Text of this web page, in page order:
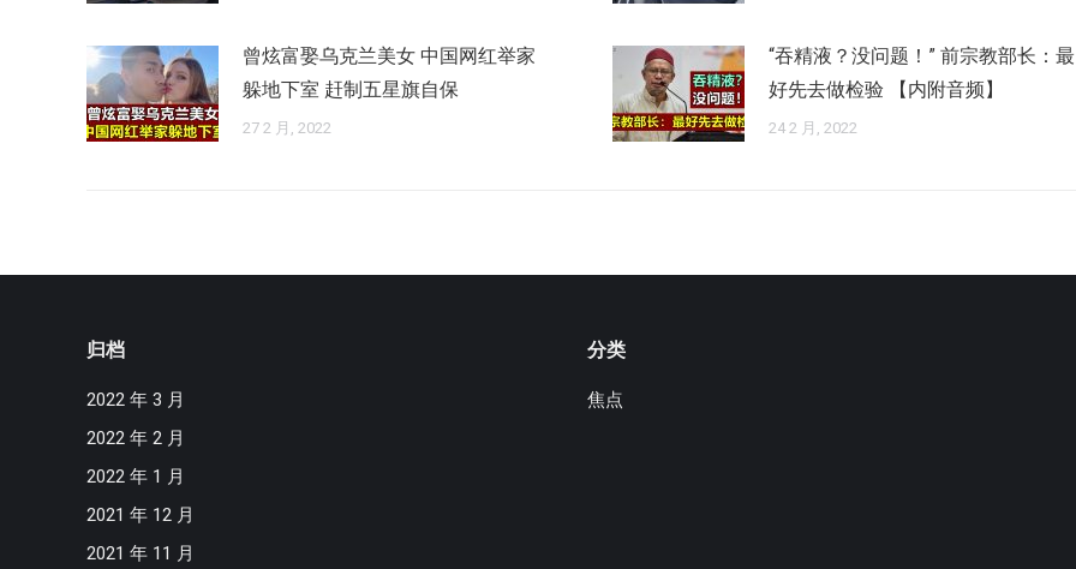
曾炫富娶乌克兰美女 中国网红举家
躲地下室 赶制五星旗自保
27 2 月, 2022
“吞精液？没问题！” 前宗教部长：最
好先去做检验 【内附音频】
24 2 月, 2022
归档
2022 年 3 月
2022 年 2 月
2022 年 1 月
2021 年 12 月
2021 年 11 月
分类
焦点